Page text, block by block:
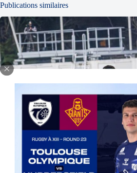
Publications similaires